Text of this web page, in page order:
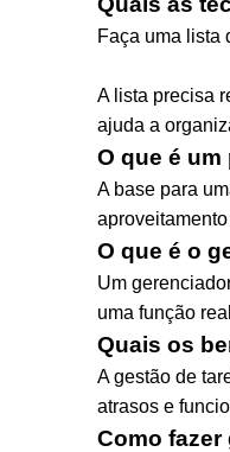
Faça uma lista
A lista precisa
ajuda a
O que é
A base para
O que é o
Um
uma função
Quais os
A gestão de
atrasos e
Como fazer